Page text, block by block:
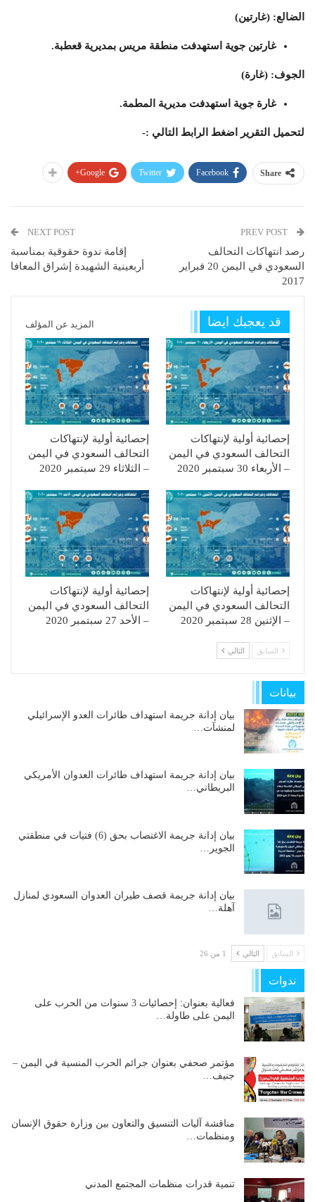
الضالع: (غارتين)
غارتين جوية استهدفت منطقة مريس بمديرية قعطبة.
الجوف: (غارة)
غارة جوية استهدفت مديرية المطمة.
لتحميل التقرير اضغط الرابط التالي :-
Share
Facebook
Twitter
Google+
رصد انتهاكات التحالف
السعودي في اليمن 20 فبراير
2017
NEXT POST
إقامة ندوة حقوقية بمناسبة
أربعينية الشهيدة إشراق المعافا
قد يعجبك ايضا المزيد عن المؤلف
إحصائية أولية لإنتهاكات
التحالف السعودي في اليمن
– الأربعاء 30 سبتمبر 2020
إحصائية أولية لإنتهاكات
التحالف السعودي في اليمن
– الثلاثاء 29 سبتمبر 2020
إحصائية أولية لإنتهاكات
التحالف السعودي في اليمن
– الإثنين 28 سبتمبر 2020
إحصائية أولية لإنتهاكات
التحالف السعودي في اليمن
– الأحد 27 سبتمبر 2020
السابق التالي
بيانات
بيان إدانة جريمة استهداف طائرات العدو الإسرائيلي
لمنشآت…
بيان إدانة جريمة استهداف طائرات العدوان الأمريكي
البريطاني…
بيان إدانة جريمة الاغتصاب بحق (6) فتيات في منطقتي
الجوير…
بيان إدانة جريمة قصف طيران العدوان السعودي لمنازل
آهلة…
السابق التالي 1 من 26
ندوات
فعالية بعنوان: إحصائيات 3 سنوات من الحرب على
اليمن على طاولة…
مؤتمر صحفي بعنوان جرائم الحرب المنسية في اليمن –
جنيف…
مناقشة آليات التنسيق والتعاون بين وزارة حقوق الإنسان
ومنظمات…
تنمية قدرات منظمات المجتمع المدني